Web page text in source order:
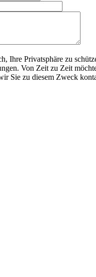
Ihre Privatsphäre zu
Von Zeit zu Zeit
Sie zu diesem Zweck